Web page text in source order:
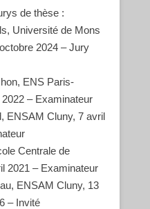
de thèse :
Université de Mons
2024 – Jury
ENS Paris-
– Examinateur
ENSAM Cluny, 7 avril
Centrale de
2021 – Examinateur
ENSAM Cluny, 13
– Invité